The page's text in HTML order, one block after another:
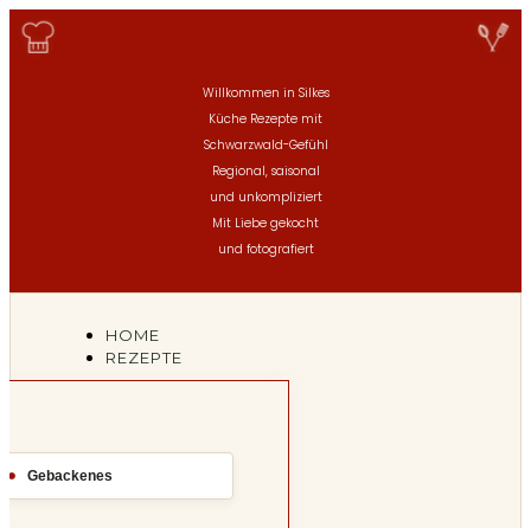
Willkommen in Silkes
Küche Rezepte mit
Schwarzwald-Gefühl
Regional, saisonal
und unkompliziert
Mit Liebe gekocht
und fotografiert
HOME
REZEPTE
Gebackenes